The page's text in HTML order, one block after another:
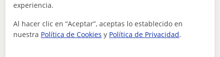
Tus clases particulares
Otros profesores de Matemáticas en
experiencia.
Al hacer clic en “Aceptar”, aceptas lo establecido en
nuestra Política de Cookies y Política de Privacidad.